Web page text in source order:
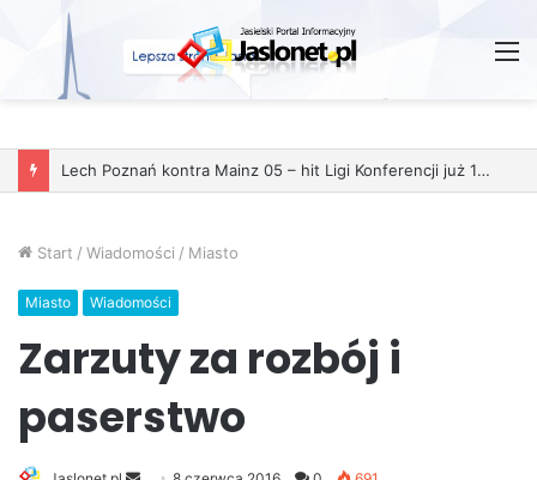
Start / Wiadomości / Miasto
Miasto Wiadomości
Zarzuty za rozbój i
paserstwo